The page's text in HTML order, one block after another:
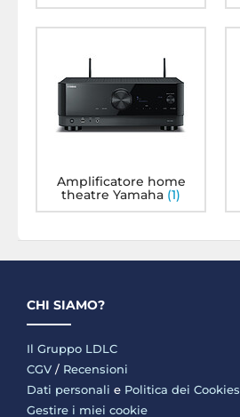
Amplificatore home
theatre Yamaha (1)
CHI SIAMO?
Il Gruppo LDLC
CGV / Recensioni
Dati personali e Politica dei Cookies
Gestire i miei cookie